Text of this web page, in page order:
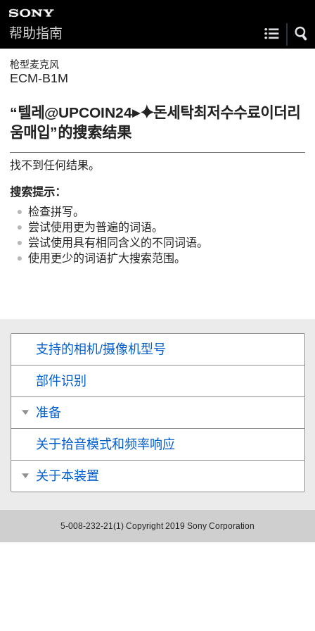
帮助指南
枪型麦克风
ECM-B1M
“텔레@UPCOIN24▸⯌돈세탁최저수수료이더리
움매입”的搜索结果
找不到任何结果。
搜索提示：
检查拼写。
尝试使用更为普遍的词语。
尝试使用具有相同含义的不同词语。
使用更少的词语扩大搜索范围。
支持的相机/摄像机型号
部件识别
准备
关于拾音模式和频率响应
关于本装置
5-008-232-21(1) Copyright 2019 Sony Corporation